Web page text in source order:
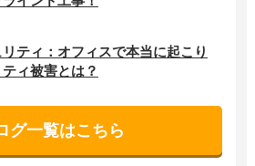
ティ：オフィスで本当に起こり
ィ被害とは？
グ一覧はこちら